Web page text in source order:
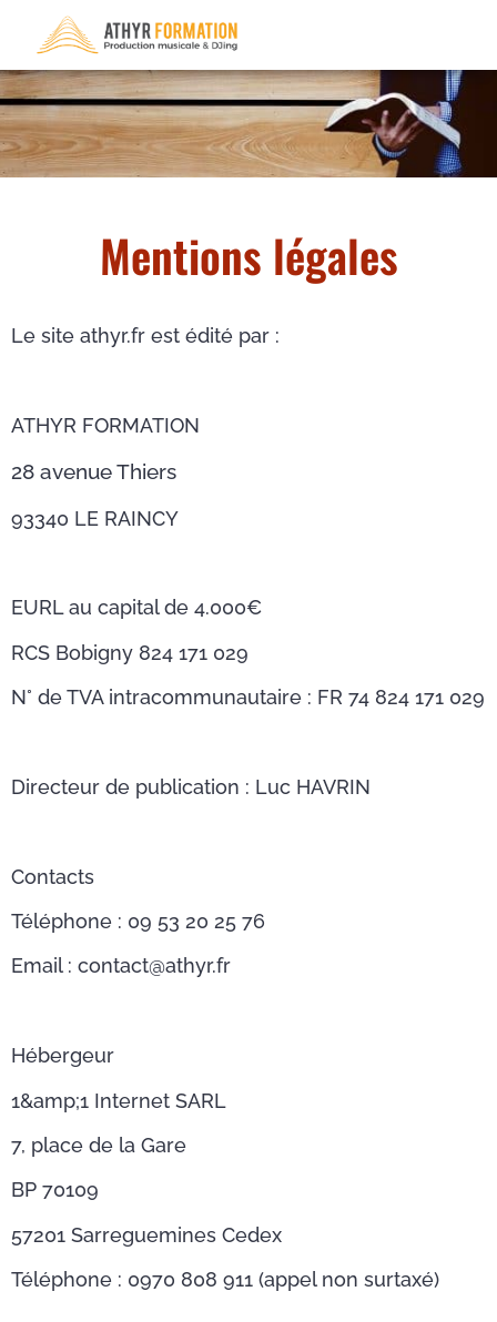
Mentions légales
Le site athyr.fr est édité par :
ATHYR FORMATION
28 avenue Thiers
93340 LE RAINCY
EURL au capital de 4.000€
RCS Bobigny 824 171 029
N° de TVA intracommunautaire : FR 74 824 171 029
Directeur de publication : Luc HAVRIN
Contacts
Téléphone : 09 53 20 25 76
Email : contact@athyr.fr
Hébergeur
1&amp;1 Internet SARL
7, place de la Gare
BP 70109
57201 Sarreguemines Cedex
Téléphone : 0970 808 911 (appel non surtaxé)